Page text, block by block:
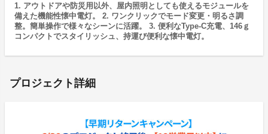
1. アウトドアや防災用以外、屋内照明としても使えるモジュールを
備えた機能性懐中電灯。 2. ワンクリックでモード変更・明るさ調
整。簡単操作で様々なシーンに活躍。 3. 便利なType-C充電、146ｇ
コンパクトでスタイリッシュ、持運び便利な懐中電灯。
プロジェクト詳細